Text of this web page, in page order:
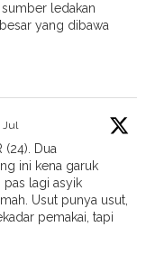
ledakan
yang dibawa
Jul
(24). Dua
ini kena garuk
pas lagi asyik
Usut punya usut,
pemakai, tapi